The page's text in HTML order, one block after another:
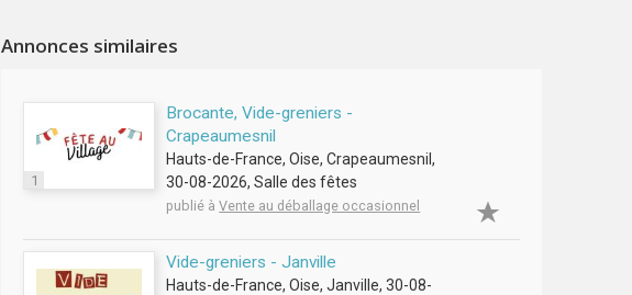
Annonces similaires
1
Brocante, Vide-greniers -
Crapeaumesnil
Hauts-de-France, Oise, Crapeaumesnil,
30-08-2026, Salle des fêtes
publié àVente au déballage occasionnel
Vide-greniers - Janville
Hauts-de-France, Oise, Janville, 30-08-